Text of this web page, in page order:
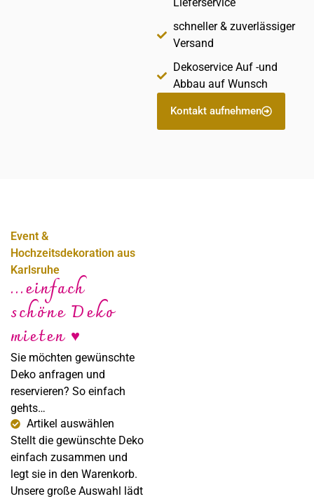
Lieferservice
schneller & zuverlässiger
Versand
Dekoservice Auf -und
Abbau auf Wunsch
Kontakt aufnehmen
Event &
Hochzeitsdekoration aus
Karlsruhe
...einfach
schöne Deko
mieten ♥
Sie möchten gewünschte
Deko anfragen und
reservieren? So einfach
gehts…
Artikel auswählen
Stellt die gewünschte Deko
einfach zusammen und
legt sie in den Warenkorb.
Unsere große Auswahl lädt